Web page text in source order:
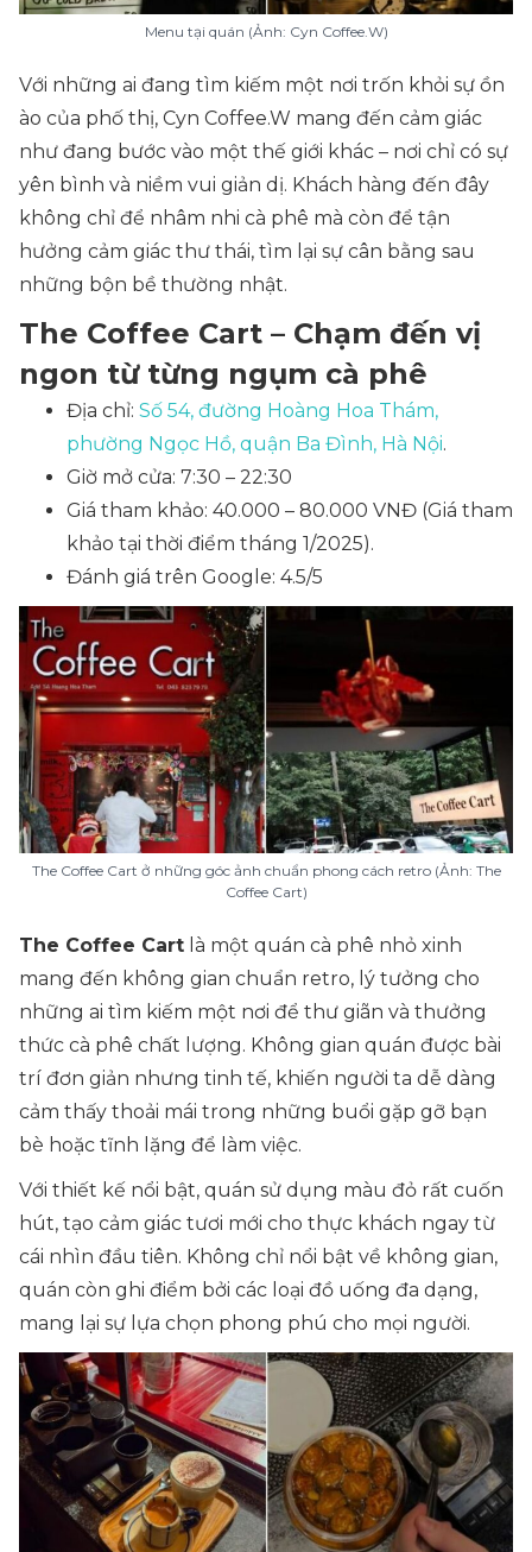
Menu tại quán (Ảnh: Cyn Coffee.W)
Với những ai đang tìm kiếm một nơi trốn khỏi sự ồn
ào của phố thị, Cyn Coffee.W mang đến cảm giác
như đang bước vào một thế giới khác – nơi chỉ có sự
yên bình và niềm vui giản dị. Khách hàng đến đây
không chỉ để nhâm nhi cà phê mà còn để tận
hưởng cảm giác thư thái, tìm lại sự cân bằng sau
những bộn bề thường nhật.
The Coffee Cart – Chạm đến vị
ngon từ từng ngụm cà phê
Địa chỉ: Số 54, đường Hoàng Hoa Thám,
phường Ngọc Hồ, quận Ba Đình, Hà Nội.
Giờ mở cửa: 7:30 – 22:30
Giá tham khảo: 40.000 – 80.000 VNĐ (Giá tham
khảo tại thời điểm tháng 1/2025).
Đánh giá trên Google: 4.5/5
The Coffee Cart ở những góc ảnh chuẩn phong cách retro (Ảnh: The
Coffee Cart)
The Coffee Cart là một quán cà phê nhỏ xinh
mang đến không gian chuẩn retro, lý tưởng cho
những ai tìm kiếm một nơi để thư giãn và thưởng
thức cà phê chất lượng. Không gian quán được bài
trí đơn giản nhưng tinh tế, khiến người ta dễ dàng
cảm thấy thoải mái trong những buổi gặp gỡ bạn
bè hoặc tĩnh lặng để làm việc.
Với thiết kế nổi bật, quán sử dụng màu đỏ rất cuốn
hút, tạo cảm giác tươi mới cho thực khách ngay từ
cái nhìn đầu tiên. Không chỉ nổi bật về không gian,
quán còn ghi điểm bởi các loại đồ uống đa dạng,
mang lại sự lựa chọn phong phú cho mọi người.